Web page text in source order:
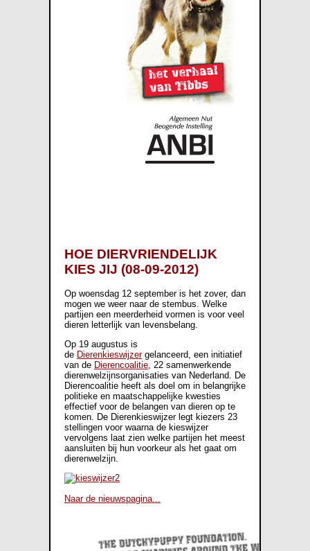
HOE DIERVRIENDELIJK
KIES JIJ (08-09-2012)
Op woensdag 12 september is het zover, dan
mogen we weer naar de stembus. Welke
partijen een meerderheid vormen is voor veel
dieren letterlijk van levensbelang.
Op 19 augustus is
de Dierenkieswijzergelanceerd, een initiatief
van de Dierencoalitie , 22 samenwerkende
dierenwelzijnsorganisaties van Nederland. De
Dierencoalitie heeft als doel om in belangrijke
politieke en maatschappelijke kwesties
effectief voor de belangen van dieren op te
komen. De Dierenkieswijzer legt kiezers 23
stellingen voor waarna de kieswijzer
vervolgens laat zien welke partijen het meest
aansluiten bij hun voorkeur als het gaat om
dierenwelzijn.
Naar de nieuwspagina...